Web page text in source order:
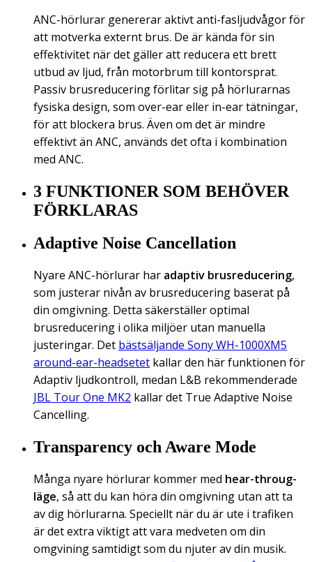
ANC-hörlurar genererar aktivt anti-fasljudvågor för
att motverka externt brus. De är kända för sin
effektivitet när det gäller att reducera ett brett
utbud av ljud, från motorbrum till kontorsprat.
Passiv brusreducering förlitar sig på hörlurarnas
fysiska design, som over-ear eller in-ear tätningar,
för att blockera brus. Även om det är mindre
effektivt än ANC, används det ofta i kombination
med ANC.
3 FUNKTIONER SOM BEHÖVER
FÖRKLARAS
Adaptive Noise Cancellation
Nyare ANC-hörlurar har adaptiv brusreducering,
som justerar nivån av brusreducering baserat på
din omgivning. Detta säkerställer optimal
brusreducering i olika miljöer utan manuella
justeringar. Det bästsäljande Sony WH-1000XM5
around-ear-headsetet kallar den här funktionen för
Adaptiv ljudkontroll, medan L&B rekommenderade
JBL Tour One MK2 kallar det True Adaptive Noise
Cancelling.
Transparency och Aware Mode
Många nyare hörlurar kommer med hear-throug-
läge, så att du kan höra din omgivning utan att ta
av dig hörlurarna. Speciellt när du är ute i trafiken
är det extra viktigt att vara medveten om din
omgvining samtidigt som du njuter av din musik.